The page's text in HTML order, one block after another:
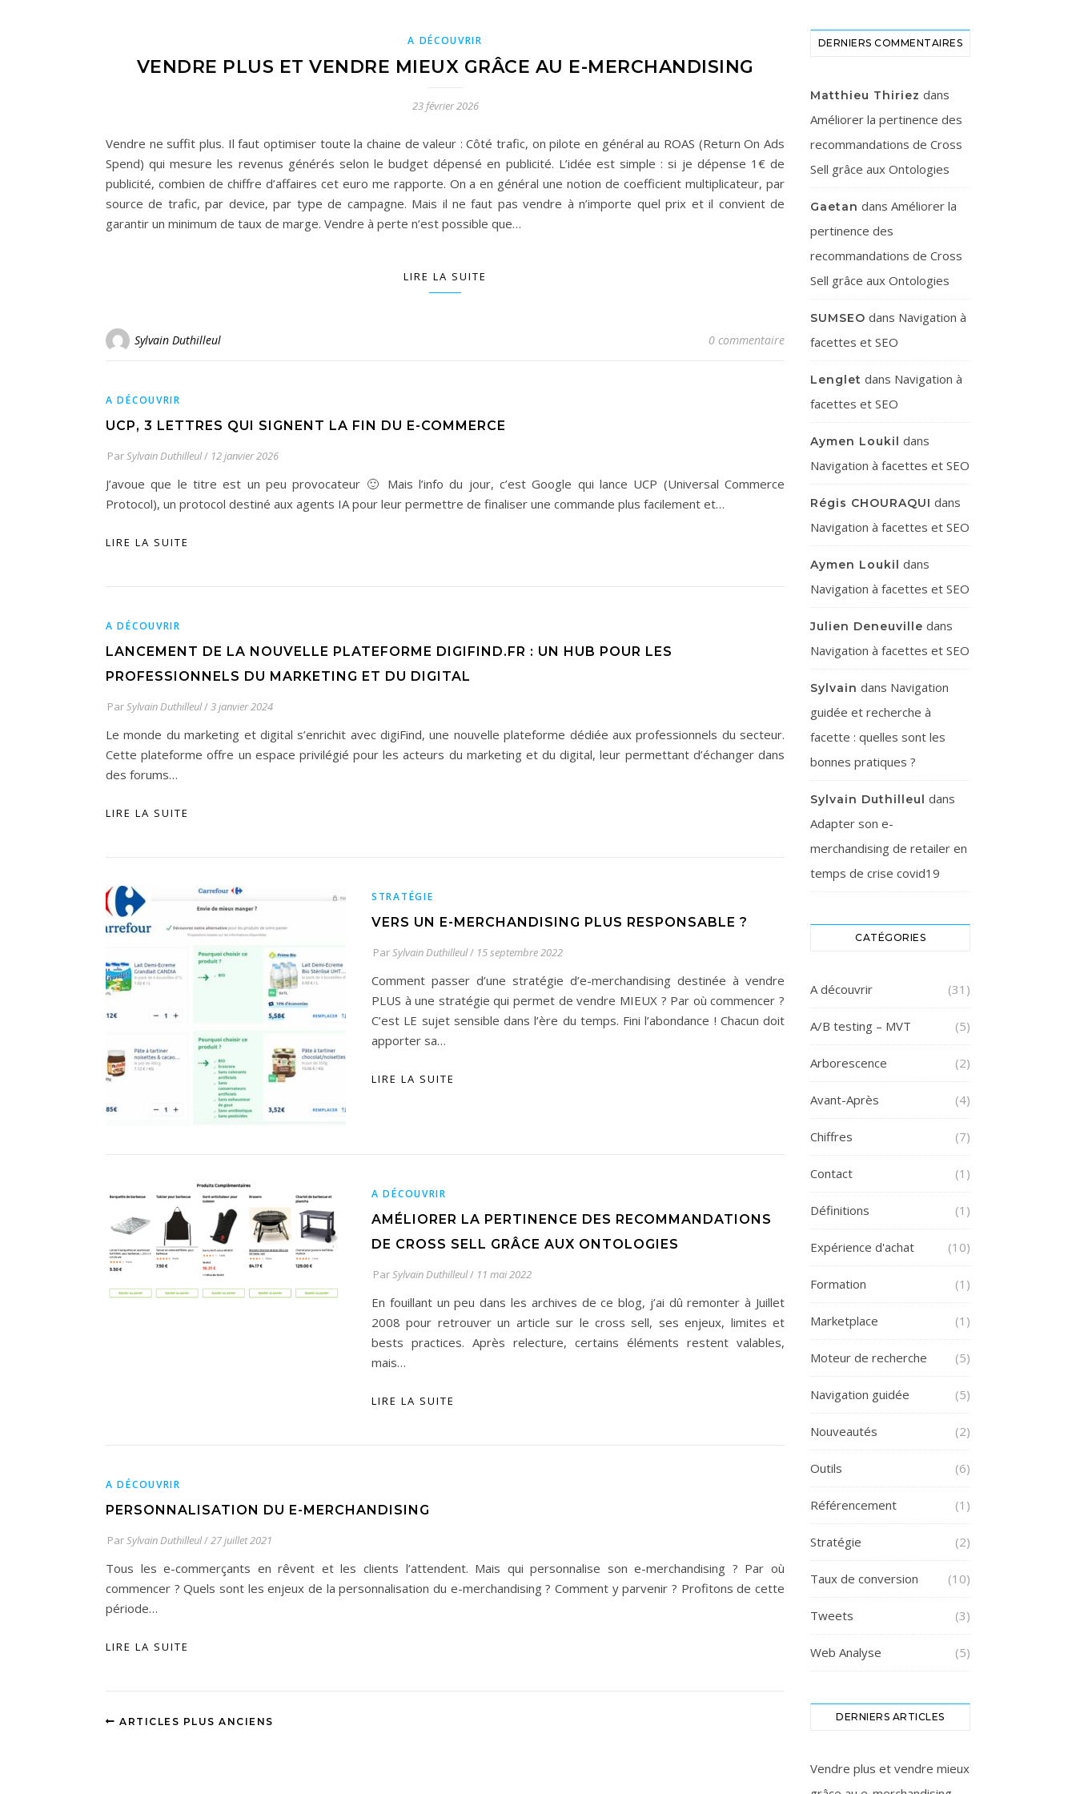
A DÉCOUVRIR
VENDRE PLUS ET VENDRE MIEUX GRÂCE AU E-MERCHANDISING
23 février 2026
Vendre ne suffit plus. Il faut optimiser toute la chaine de valeur : Côté trafic, on pilote en général au ROAS (Return On Ads
Spend) qui mesure les revenus générés selon le budget dépensé en publicité. L’idée est simple : si je dépense 1€ de
publicité, combien de chiffre d’affaires cet euro me rapporte. On a en général une notion de coefficient multiplicateur, par
source de trafic, par device, par type de campagne. Mais il ne faut pas vendre à n’importe quel prix et il convient de
garantir un minimum de taux de marge. Vendre à perte n’est possible que…
LIRE LA SUITE
Sylvain Duthilleul 0 commentaire
A DÉCOUVRIR
UCP, 3 LETTRES QUI SIGNENT LA FIN DU E-COMMERCE
ParSylvain Duthilleul/ 12 janvier 2026
J’avoue que le titre est un peu provocateur 🙂 Mais l’info du jour, c’est Google qui lance UCP (Universal Commerce
Protocol), un protocol destiné aux agents IA pour leur permettre de finaliser une commande plus facilement et…
LIRE LA SUITE
A DÉCOUVRIR
LANCEMENT DE LA NOUVELLE PLATEFORME DIGIFIND.FR : UN HUB POUR LES
PROFESSIONNELS DU MARKETING ET DU DIGITAL
ParSylvain Duthilleul/3 janvier 2024
Le monde du marketing et digital s’enrichit avec digiFind, une nouvelle plateforme dédiée aux professionnels du secteur.
Cette plateforme offre un espace privilégié pour les acteurs du marketing et du digital, leur permettant d’échanger dans
des forums…
LIRE LA SUITE
STRATÉGIE
VERS UN E-MERCHANDISING PLUS RESPONSABLE ?
ParSylvain Duthilleul/ 15 septembre 2022
Comment passer d’une stratégie d’e-merchandising destinée à vendre
PLUS à une stratégie qui permet de vendre MIEUX ? Par où commencer ?
C’est LE sujet sensible dans l’ère du temps. Fini l’abondance ! Chacun doit
apporter sa…
LIRE LA SUITE
A DÉCOUVRIR
AMÉLIORER LA PERTINENCE DES RECOMMANDATIONS
DE CROSS SELL GRÂCE AUX ONTOLOGIES
ParSylvain Duthilleul/ 11 mai 2022
En fouillant un peu dans les archives de ce blog, j’ai dû remonter à Juillet
2008 pour retrouver un article sur le cross sell, ses enjeux, limites et
bests practices. Après relecture, certains éléments restent valables,
mais…
LIRE LA SUITE
A DÉCOUVRIR
PERSONNALISATION DU E-MERCHANDISING
ParSylvain Duthilleul/27 juillet 2021
Tous les e-commerçants en rêvent et les clients l’attendent. Mais qui personnalise son e-merchandising ? Par où
commencer ? Quels sont les enjeux de la personnalisation du e-merchandising ? Comment y parvenir ? Profitons de cette
période…
LIRE LA SUITE
ARTICLES PLUS ANCIENS
DERNIERS COMMENTAIRES
Matthieu Thiriez dans
Améliorer la pertinence des
recommandations de Cross
Sell grâce aux Ontologies
Gaetan dans Améliorer la
pertinence des
recommandations de Cross
Sell grâce aux Ontologies
SUMSEO dans Navigation à
facettes et SEO
Lenglet dans Navigation à
facettes et SEO
Aymen Loukil dans
Navigation à facettes et SEO
Régis CHOURAQUI dans
Navigation à facettes et SEO
Aymen Loukil dans
Navigation à facettes et SEO
Julien Deneuville dans
Navigation à facettes et SEO
Sylvain dans Navigation
guidée et recherche à
facette : quelles sont les
bonnes pratiques ?
Sylvain Duthilleul dans
Adapter son e-
merchandising de retailer en
temps de crise covid19
CATÉGORIES
A découvrir (31)
A/B testing – MVT (5)
Arborescence (2)
Avant-Après (4)
Chiffres (7)
Contact (1)
Définitions (1)
Expérience d'achat (10)
Formation (1)
Marketplace (1)
Moteur de recherche (5)
Navigation guidée (5)
Nouveautés (2)
Outils (6)
Référencement (1)
Stratégie (2)
Taux de conversion (10)
Tweets (3)
Web Analyse (5)
DERNIERS ARTICLES
Vendre plus et vendre mieux